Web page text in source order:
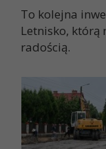
To kolejna
Letnisko, którą
radością.